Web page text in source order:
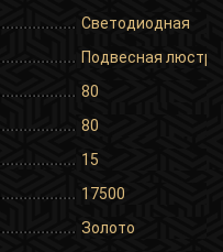
Светодиодная
Подвесная люстра
80
80
15
17500
Золото